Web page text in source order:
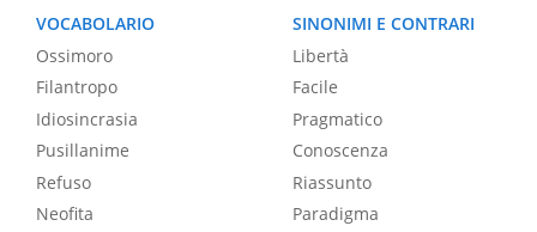
VOCABOLARIO
Ossimoro
Filantropo
Idiosincrasia
Pusillanime
Refuso
Neofita
SINONIMI E CONTRARI
Libertà
Facile
Pragmatico
Conoscenza
Riassunto
Paradigma